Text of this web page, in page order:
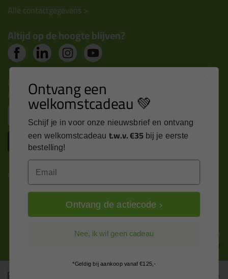
Alle contactgegevens >
Altijd op de hoogte blijven?
Nieuws, tips en exclusieve deals rechtstreeks in je
inbox
Inschrijven
Kitcentrum is trots op:
Alle prijzen zijn in EURO en excl. 21% BTW
wijzig naar incl. BTW
Ontvang een
welkomstcadeau 💚
Schijf je in voor onze nieuwsbrief en ontvang
een welkomstcadeau t.w.v. €35 bij je eerste
bestelling!
Email
Ontvang de actiecode ›
Nee, ik wil geen cadeau
*Geldig bij aankoop vanaf €125,-